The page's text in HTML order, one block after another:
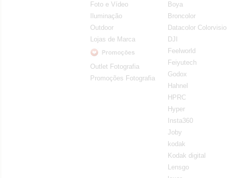
Foto e Vídeo
Iluminação
Outdoor
Lojas de Marca
Outlet Fotografia
Promoções Fotografia
Boya
Broncolor
Datacolor
DJI
Feelworld
Feiyutech
Godox
Hahnel
HPRC
Hyper
Insta360
Joby
kodak
Kodak digital
Lensgo